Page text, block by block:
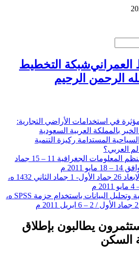
شبكة التخطيط
الرحمن الرحيم
في استخدامات الأراضي التجارية:
بالمملكة العربية السعودية
المستدامة ركيزة التنمية
العربي؟
تطبيقات متقدمة لنظم المعلومات الجغرافية 11 – 15 جماد
■ ■ تصميم ثلاثي الابعاد 26 جماد الأول- 1 جماد الثاني 1432 ه،
المسوحات الميدانية وتحليل البيانات باستخدام حزمة SPSS ه،
يطالبون بإطلاق
السكن